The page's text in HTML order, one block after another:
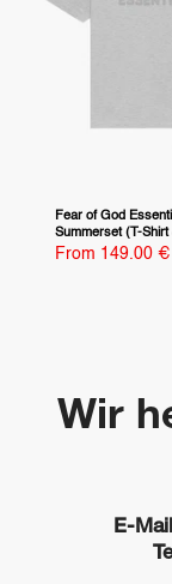
Fear of God
Summerset (T-Shirt
Sale
From 149.00 €
Wir
E-